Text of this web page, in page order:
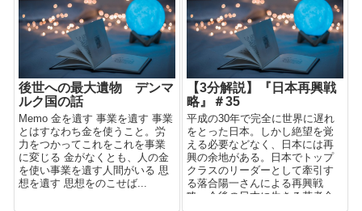
後世への最大遺物 デンマ
ルク国の話
Memo 金を遺す 事業を遺す 事業
とはすなわち金を使うこと。労
力をつかってこれをこれを事業
に変じる 金がなくとも、人の金
を使い事業を遺す人間がいる 思
想を遺す 思想をのこせば...
【3分解説】『日本再興戦
略』＃35
平成の30年で完全に世界に遅れ
をとった日本。しかし絶望を覚
える必要などなく、日本には再
興の余地がある。日本でトップ
クラスのリーダーとして牽引す
る落合陽一さんによる再興戦
略。今後の日本に生きる若者全